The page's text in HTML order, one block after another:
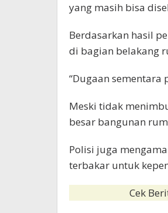
yang masih bisa
Berdasarkan hasil
di bagian belakang
“Dugaan sementara
Meski tidak
besar bangunan
Polisi juga
terbakar untuk
Cek